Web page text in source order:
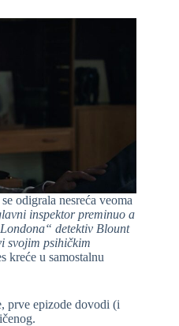
odigrala nesreća veoma
inspektor preminuo a
detektiv Blount
svojim psihičkim
kreće u samostalnu
prve epizode dovodi (i